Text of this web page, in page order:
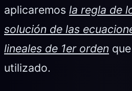
aplicaremos la regla de
solución de las
lineales de 1er orden
utilizado.